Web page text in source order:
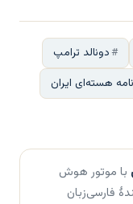
دونالد ترامپ
هسته‌ای ایران
با موتور هوش
فارسی‌زبان